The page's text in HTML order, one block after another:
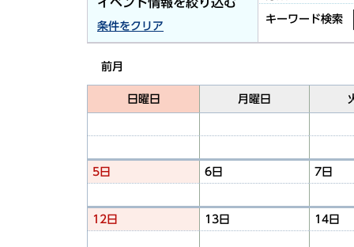
条件をクリア
キーワード検索
前月
日曜日 月曜日
5日 6日 7日
12日 13日 14日